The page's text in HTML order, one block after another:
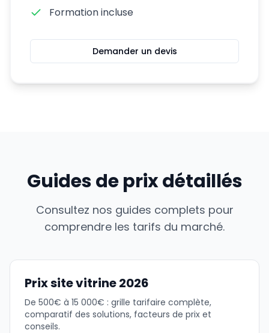
Formation incluse
Demander un devis
Guides de prix détaillés
Consultez nos guides complets pour
comprendre les tarifs du marché.
Prix site vitrine 2026
De 500€ à 15 000€ : grille tarifaire complète,
comparatif des solutions, facteurs de prix et
conseils.